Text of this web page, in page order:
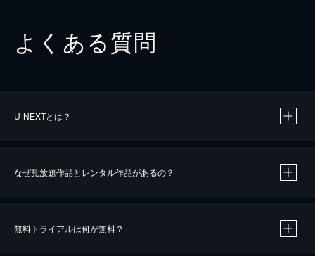
よくある質問
U-NEXTとは？
なぜ見放題作品とレンタル作品があるの？
無料トライアルは何が無料？